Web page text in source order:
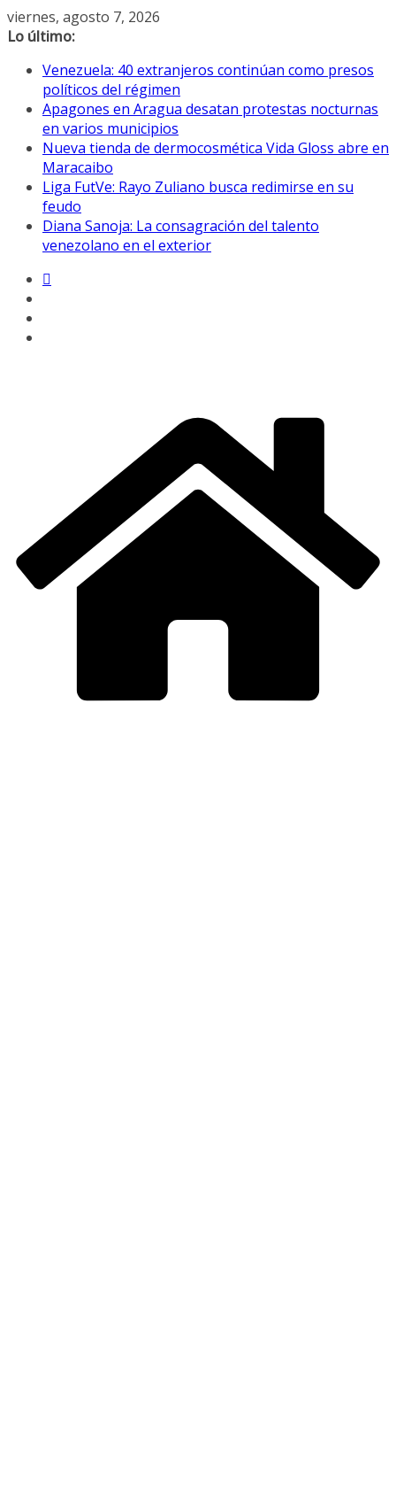
Saltar
al
viernes, agosto 7, 2026
Lo último:
Venezuela: 40 extranjeros continúan como presos
políticos del régimen
Apagones en Aragua desatan protestas nocturnas
en varios municipios
Nueva tienda de dermocosmética Vida Gloss abre en
Maracaibo
Liga FutVe: Rayo Zuliano busca redimirse en su
feudo
Diana Sanoja: La consagración del talento
venezolano en el exterior